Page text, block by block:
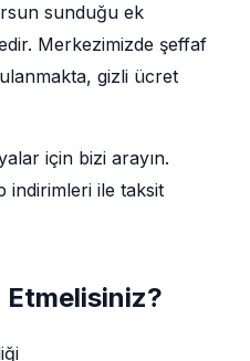
sunduğu ek
Merkezimizde şeffaf
gizli ücret
için bizi arayın.
indirimleri ile taksit
Etmelisiniz?